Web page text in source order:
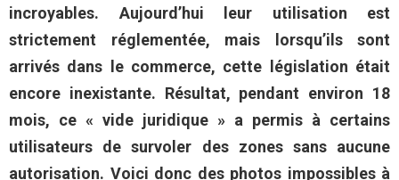
incroyables. Aujourd’hui leur utilisation est
strictement réglementée, mais lorsqu’ils sont
arrivés dans le commerce, cette législation était
encore inexistante. Résultat, pendant environ 18
mois, ce « vide juridique » a permis à certains
utilisateurs de survoler des zones sans aucune
autorisation. Voici donc des photos impossibles à